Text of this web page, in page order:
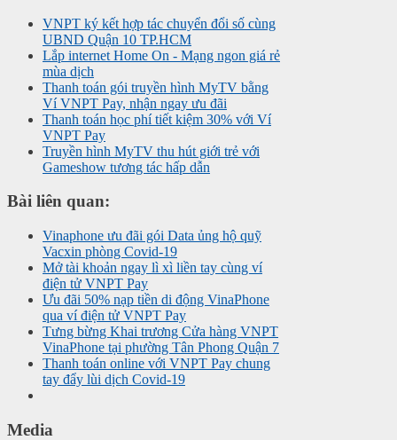
VNPT ký kết hợp tác chuyển đổi số cùng
UBND Quận 10 TP.HCM
Lắp internet Home On - Mạng ngon giá rẻ
mùa dịch
Thanh toán gói truyền hình MyTV bằng
Ví VNPT Pay, nhận ngay ưu đãi
Thanh toán học phí tiết kiệm 30% với Ví
VNPT Pay
Truyền hình MyTV thu hút giới trẻ với
Gameshow tương tác hấp dẫn
Bài liên quan:
Vinaphone ưu đãi gói Data ủng hộ quỹ
Vacxin phòng Covid-19
Mở tài khoản ngay lì xì liền tay cùng ví
điện tử VNPT Pay
Ưu đãi 50% nạp tiền di động VinaPhone
qua ví điện tử VNPT Pay
Tưng bừng Khai trương Cửa hàng VNPT
VinaPhone tại phường Tân Phong Quận 7
Thanh toán online với VNPT Pay chung
tay đẩy lùi dịch Covid-19
Media